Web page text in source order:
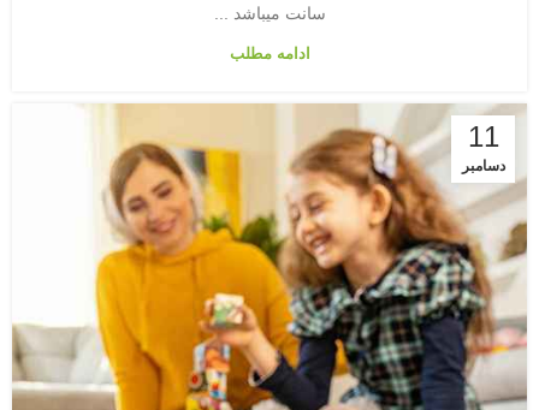
سانت میباشد ...
ادامه مطلب
11
دسامبر